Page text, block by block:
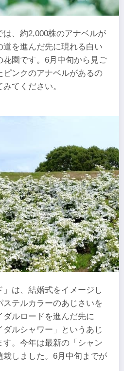
は、約2,000株のアナベルが
を進んだ先に現れる白い
園です。6月中旬から見ご
ピンクのアナベルがあるの
てください。
」は、結婚式をイメージし
ステルカラーのあじさいを
ダルロードを進んだ先に
ルシャワー」というあじ
す。今年は最新の「シャン
栽しました。6月中旬までが